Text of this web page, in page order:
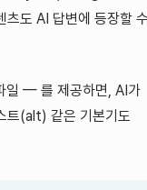
도 AI 답변에 등장할 수
일 — 를 제공하면, AI가
트(alt) 같은 기본기도